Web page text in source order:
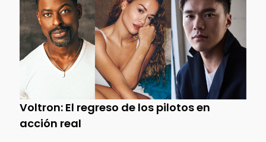
Voltron: El regreso de los pilotos en
acción real